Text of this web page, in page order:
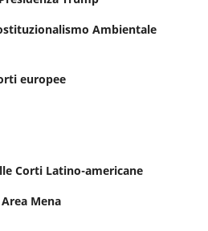
Ambientale
europee
Corti Latino-americane
Mena